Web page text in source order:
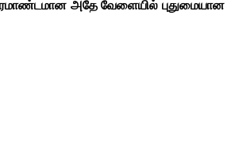
அதே வேளையில் புதுமையான